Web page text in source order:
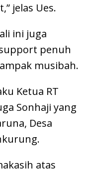
jelas Ues.
ini juga
penuh
musibah.
Ketua RT
Sonhaji yang
Desa
atas